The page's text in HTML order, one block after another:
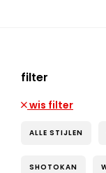
filter
wis filter
ALLE STIJLEN
SHOTOKAN